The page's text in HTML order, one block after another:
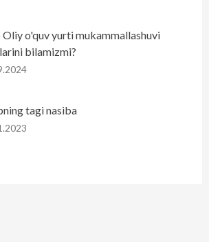
Oliy o'quv yurti mukammallashuvi
bilamizmi?
tagi nasiba